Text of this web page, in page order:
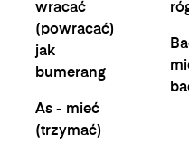
wracać
(powracać)
jak
bumerang
As - mieć
(trzymać)